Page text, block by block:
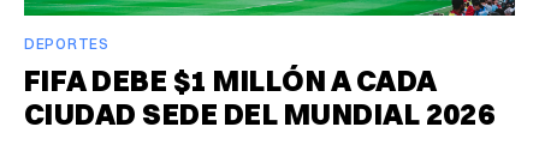
DEPORTES
FIFA DEBE $1 MILLÓN A CADA
CIUDAD SEDE DEL MUNDIAL 2026